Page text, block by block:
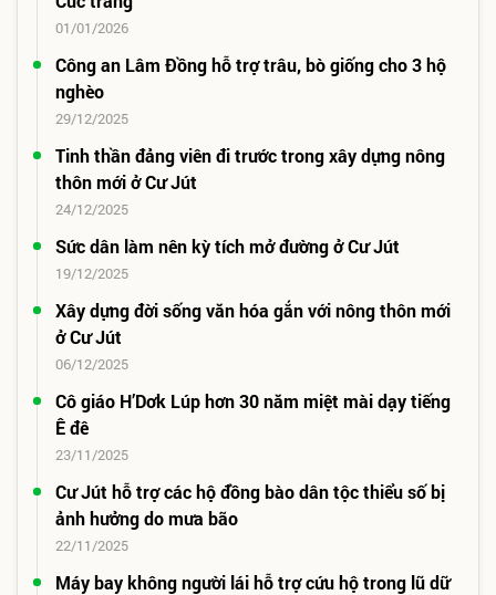
01/01/2026
Công an Lâm Đồng hỗ trợ trâu, bò giống cho 3 hộ
nghèo
29/12/2025
Tinh thần đảng viên đi trước trong xây dựng nông
thôn mới ở Cư Jút
24/12/2025
Sức dân làm nên kỳ tích mở đường ở Cư Jút
19/12/2025
Xây dựng đời sống văn hóa gắn với nông thôn mới
ở Cư Jút
06/12/2025
Cô giáo H’Dơk Lúp hơn 30 năm miệt mài dạy tiếng
Ê đê
23/11/2025
Cư Jút hỗ trợ các hộ đồng bào dân tộc thiểu số bị
ảnh hưởng do mưa bão
22/11/2025
Máy bay không người lái hỗ trợ cứu hộ trong lũ dữ